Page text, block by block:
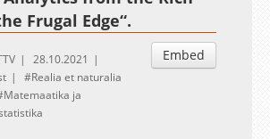
Frugal Edge“.
Embed
28.10.2021
Realia et naturalia
Matemaatika ja